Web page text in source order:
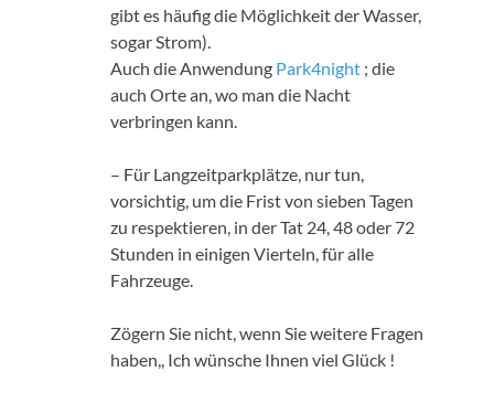
gibt es häufig die Möglichkeit der Wasser,
sogar Strom).
Auch die Anwendung Park4night ; die
auch Orte an, wo man die Nacht
verbringen kann.
– Für Langzeitparkplätze, nur tun,
vorsichtig, um die Frist von sieben Tagen
zu respektieren, in der Tat 24, 48 oder 72
Stunden in einigen Vierteln, für alle
Fahrzeuge.
Zögern Sie nicht, wenn Sie weitere Fragen
haben,, Ich wünsche Ihnen viel Glück !